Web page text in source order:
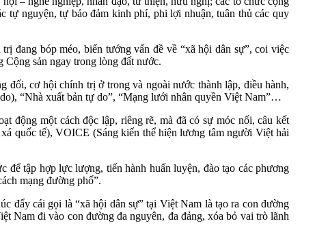
tự nguyện, tự bảo đảm kinh phí, phi lợi nhuận, tuân thủ các quy
đang bóp méo, biến tướng vấn đề về “xã hội dân sự”, coi việc
sản ngay trong lòng đất nước.
đối, cơ hội chính trị ở trong và ngoài nước thành lập, điều hành,
“Nhà xuất bản tự do”, “Mạng lưới nhân quyền Việt Nam”…
động một cách độc lập, riêng rẽ, mà đã có sự móc nối, câu kết
quốc tế), VOICE (Sáng kiến thể hiện lương tâm người Việt hải
để tập hợp lực lượng, tiến hành huấn luyện, đào tạo các phương
mạng đường phố”.
đẩy cái gọi là “xã hội dân sự” tại Việt Nam là tạo ra con đường
Nam đi vào con đường đa nguyên, đa đảng, xóa bỏ vai trò lãnh